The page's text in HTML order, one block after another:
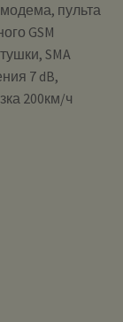
пульта
GSM
SMA
7 dB,
200км/ч